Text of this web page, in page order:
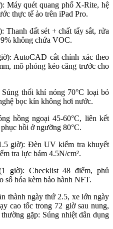
Máy quét quang phổ X-Rite, hệ
thực tế ảo trên iPad Pro.​
Thanh đất sét + chất tẩy sắt, rửa
không chứa VOC.​
AutoCAD cắt chính xác theo
mô phỏng kéo căng trước cho
thổi khí nóng 70°C loại bỏ
bọc kín không hơi nước.​
hồng ngoại 45-60°C, liên kết
hồi ở ngưỡng 80°C.​
giờ): Đèn UV kiểm tra khuyết
tra lực bám 4.5N/cm².​
giờ): Checklist 48 điểm, phủ
số hóa kèm bảo hành NFT.​
thành ngày thứ 2.5, xe lớn ngày
cao tốc trong 72 giờ sau nung,
gặp: Súng nhiệt dân dụng